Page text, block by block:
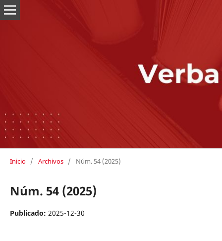
Inicio / Archivos / Núm. 54 (2025)
Núm. 54 (2025)
Publicado: 2025-12-30